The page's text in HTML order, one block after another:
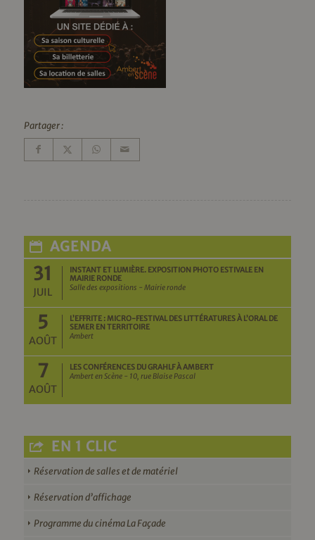
Partager :
AGENDA
31
JUIL
INSTANT ET LUMIÈRE. EXPOSITION PHOTO ESTIVALE EN
MAIRIE RONDE
Salle des expositions - Mairie ronde
5
AOÛT
L’EFFRITE : MICRO-FESTIVAL DES LITTÉRATURES À L’ORAL DE
SEMER EN TERRITOIRE
Ambert
7
AOÛT
LES CONFÉRENCES DU GRAHLF À AMBERT
Ambert en Scène - 10, rue Blaise Pascal
EN 1 CLIC
Réservation de salles et de matériel
Réservation d’affichage
Programme du cinéma La Façade